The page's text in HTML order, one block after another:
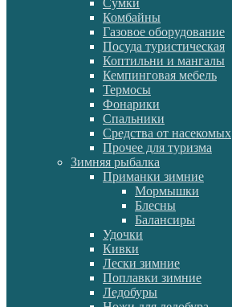
Сумки
Комбайны
Газовое оборудование
Посуда туристическая
Коптильни и мангалы
Кемпинговая мебель
Термосы
Фонарики
Спальники
Средства от насекомых
Прочее для туризма
Зимняя рыбалка
Приманки зимние
Мормышки
Блесны
Балансиры
Удочки
Кивки
Лески зимние
Поплавки зимние
Ледобуры